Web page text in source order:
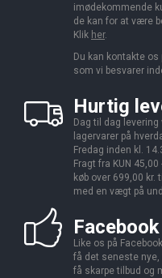
imødekommende
de kan for at være
Klik her.
Du kan kontakte os
som vi besvarer
Hurtig
Dag til dag
lagervarer på
Fredag inden kl.
Fragt fra KUN
køb over 699,00 kr.
med en vægt på
Facebook
Like os på
få det seneste nye,
få skarpe tilbud og